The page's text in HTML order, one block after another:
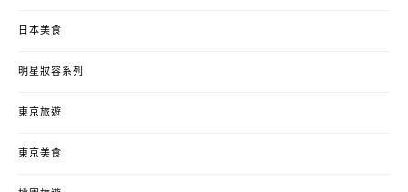
日本美食
明星妝容系列
東京旅遊
東京美食